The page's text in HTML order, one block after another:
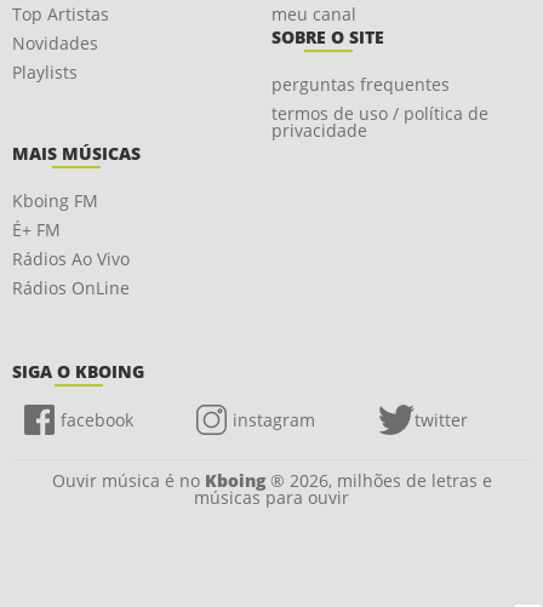
Top Artistas
Novidades
Playlists
meu canal
SOBRE O SITE
perguntas frequentes
termos de uso / política de
privacidade
MAIS MÚSICAS
Kboing FM
É+ FM
Rádios Ao Vivo
Rádios OnLine
SIGA O KBOING
facebook instagram twitter
Ouvir música é no Kboing® 2026, milhões de letras e
músicas para ouvir